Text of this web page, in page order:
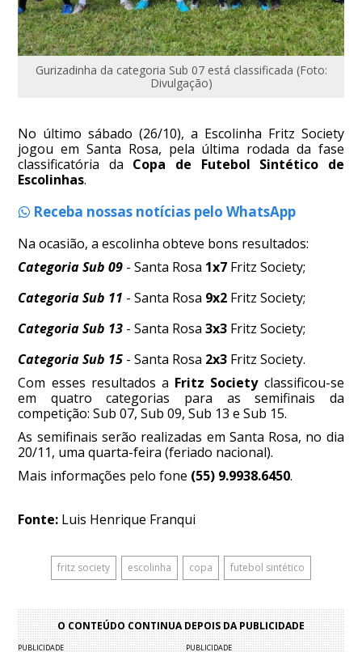
Gurizadinha da categoria Sub 07 está classificada (Foto:
Divulgação)
No último sábado (26/10), a Escolinha Fritz Society
jogou em Santa Rosa, pela última rodada da fase
classificatória da Copa de Futebol Sintético de
Escolinhas.
Receba nossas notícias pelo WhatsApp
Na ocasião, a escolinha obteve bons resultados:
Categoria Sub 09 - Santa Rosa 1x7 Fritz Society;
Categoria Sub 11 - Santa Rosa 9x2 Fritz Society;
Categoria Sub 13 - Santa Rosa3x3 Fritz Society;
Categoria Sub 15 - Santa Rosa 2x3 Fritz Society.
Com esses resultados a Fritz Societyclassificou-se
em quatro categorias para as semifinais da
competição: Sub 07, Sub 09, Sub 13 e Sub 15.
As semifinais serão realizadas em Santa Rosa, no dia
20/11, uma quarta-feira (feriado nacional).
Mais informações pelo fone (55) 9.9938.6450.
Fonte: Luis Henrique Franqui
fritz society escolinha copa futebol sintético
O CONTEÚDO CONTINUA DEPOIS DA PUBLICIDADE
PUBLICIDADE PUBLICIDADE